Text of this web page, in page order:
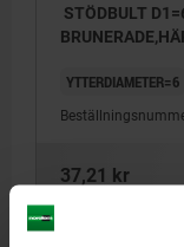
STÖDBULT
YTTERDIAMETER=6
37,21 kr